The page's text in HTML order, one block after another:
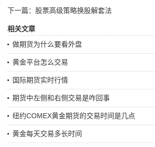
下一篇：股票高级策略换股解套法
相关文章
做期货为什么要看外盘
黄金平台怎么交易
国际期货实时行情
期货中左侧和右侧交易是咋回事
纽约COMEX黄金期货的交易时间是几点
黄金每天交易多长时间